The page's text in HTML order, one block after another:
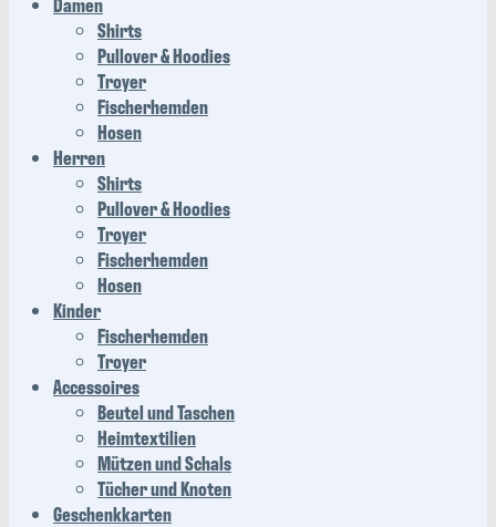
Shirts
Pullover & Hoodies
Troyer
Fischerhemden
Hosen
Herren
Shirts
Pullover & Hoodies
Troyer
Fischerhemden
Hosen
Kinder
Fischerhemden
Troyer
Accessoires
Beutel und Taschen
Heimtextilien
Mützen und Schals
Tücher und Knoten
Geschenkkarten